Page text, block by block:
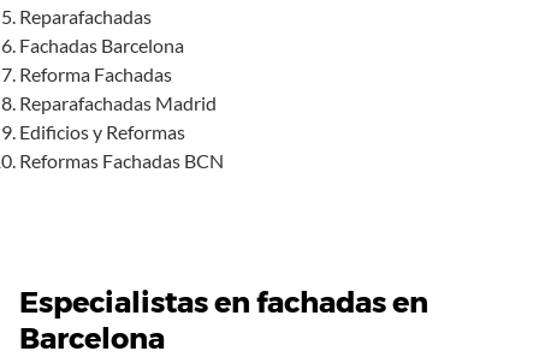
Reparafachadas
Fachadas Barcelona
Reforma Fachadas
Reparafachadas Madrid
Edificios y Reformas
Reformas Fachadas BCN
Especialistas en fachadas en
Barcelona